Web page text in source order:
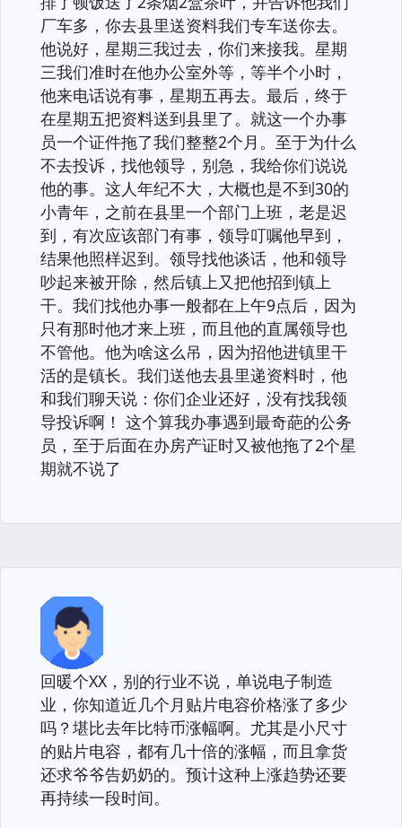
厂车多，你去县里送资料我们专车送你去。
他说好，星期三我过去，你们来接我。星期
三我们准时在他办公室外等，等半个小时，
他来电话说有事，星期五再去。最后，终于
在星期五把资料送到县里了。就这一个办事
员一个证件拖了我们整整2个月。至于为什么
不去投诉，找他领导，别急，我给你们说说
他的事。这人年纪不大，大概也是不到30的
小青年，之前在县里一个部门上班，老是迟
到，有次应该部门有事，领导叮嘱他早到，
结果他照样迟到。领导找他谈话，他和领导
吵起来被开除，然后镇上又把他招到镇上
干。我们找他办事一般都在上午9点后，因为
只有那时他才来上班，而且他的直属领导也
不管他。他为啥这么吊，因为招他进镇里干
活的是镇长。我们送他去县里递资料时，他
和我们聊天说：你们企业还好，没有找我领
导投诉啊！ 这个算我办事遇到最奇葩的公务
员，至于后面在办房产证时又被他拖了2个星
期就不说了
回暖个XX，别的行业不说，单说电子制造
业，你知道近几个月贴片电容价格涨了多少
吗？堪比去年比特币涨幅啊。尤其是小尺寸
的贴片电容，都有几十倍的涨幅，而且拿货
还求爷爷告奶奶的。预计这种上涨趋势还要
再持续一段时间。